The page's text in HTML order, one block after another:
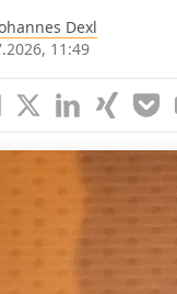
Dexl
11:49